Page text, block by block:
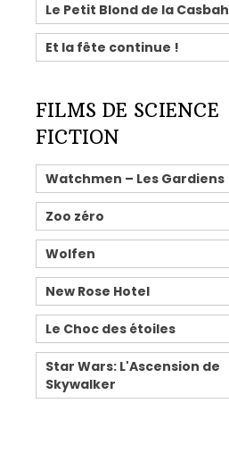
Le Petit Blond de la Casbah
Et la fête continue !
FILMS DE SCIENCE
FICTION
Watchmen – Les Gardiens
Zoo zéro
Wolfen
New Rose Hotel
Le Choc des étoiles
Star Wars: L'Ascension de
Skywalker